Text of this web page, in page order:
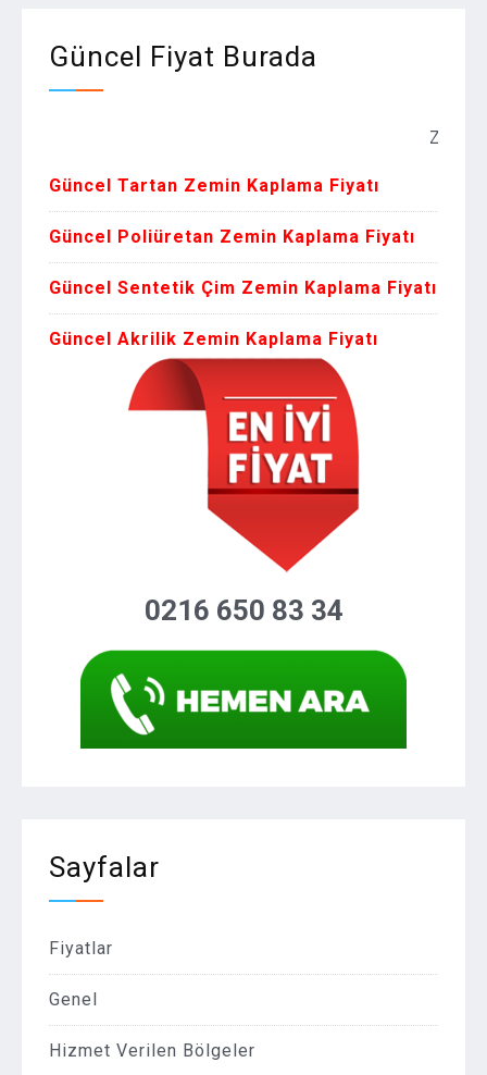
Güncel Fiyat Burada
Zemin
Güncel Tartan Zemin Kaplama Fiyatı
Güncel Poliüretan Zemin Kaplama Fiyatı
Güncel Sentetik Çim Zemin Kaplama Fiyatı
Güncel Akrilik Zemin Kaplama Fiyatı
0216 650 83 34
Sayfalar
Fiyatlar
Genel
Hizmet Verilen Bölgeler